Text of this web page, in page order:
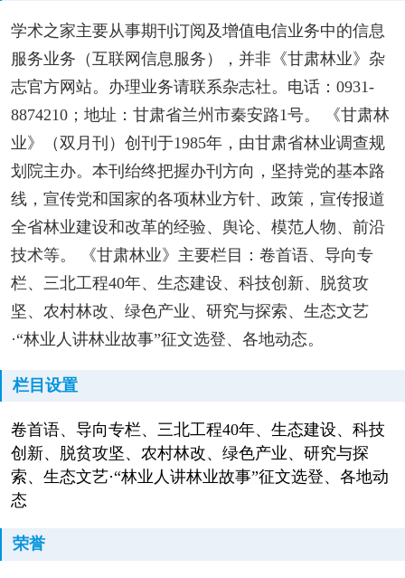
学术之家主要从事期刊订阅及增值电信业务中的信息
服务业务（互联网信息服务），并非《甘肃林业》杂
志官方网站。办理业务请联系杂志社。电话：0931-
8874210；地址：甘肃省兰州市秦安路1号。 《甘肃林
业》（双月刊）创刊于1985年，由甘肃省林业调查规
划院主办。本刊绐终把握办刊方向，坚持党的基本路
线，宣传党和国家的各项林业方针、政策，宣传报道
全省林业建设和改革的经验、舆论、模范人物、前沿
技术等。 《甘肃林业》主要栏目：卷首语、导向专
栏、三北工程40年、生态建设、科技创新、脱贫攻
坚、农村林改、绿色产业、研究与探索、生态文艺
·“林业人讲林业故事”征文选登、各地动态。
栏目设置
卷首语、导向专栏、三北工程40年、生态建设、科技
创新、脱贫攻坚、农村林改、绿色产业、研究与探
索、生态文艺·“林业人讲林业故事”征文选登、各地动
态
荣誉